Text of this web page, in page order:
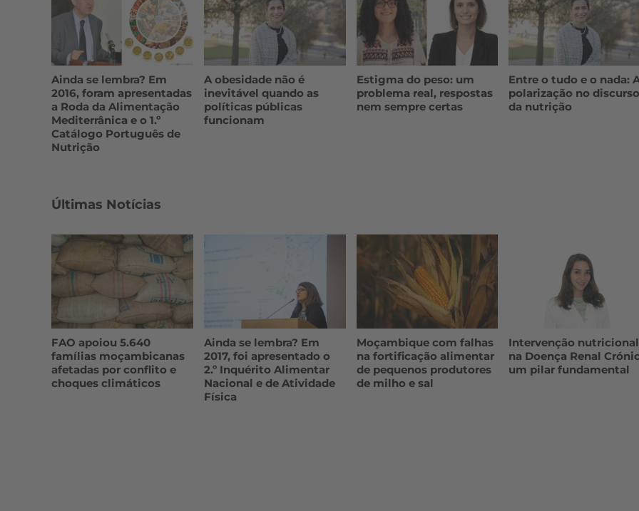
Ainda se lembra? Em
2016, foram apresentadas
a Roda da Alimentação
Mediterrânica e o 1.º
Catálogo Português de
Nutrição
A obesidade não é
inevitável quando as
políticas públicas
funcionam
Estigma do peso: um
problema real, respostas
nem sempre certas
Entre o tudo e o nada:
polarização no
da nutrição
Últimas Notícias
FAO apoiou 5.640
famílias moçambicanas
afetadas por conflito e
choques climáticos
Ainda se lembra? Em
2017, foi apresentado o
2.º Inquérito Alimentar
Nacional e de Atividade
Física
Moçambique com falhas
na fortificação alimentar
de pequenos produtores
de milho e sal
Intervenção nutricional
na Doença Renal
um pilar fundamental